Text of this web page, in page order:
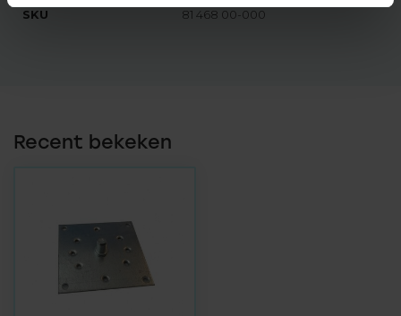
SKU 81 468 00-000
Recent bekeken